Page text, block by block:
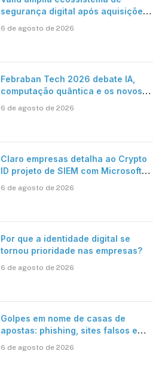
segurança digital após aquisições
da HST e Diazero
6 de agosto de 2026
Febraban Tech 2026 debate IA,
computação quântica e os novos
desafios da tecnologia bancária
6 de agosto de 2026
Claro empresas detalha ao Crypto
ID projeto de SIEM com Microsoft
automatizada
6 de agosto de 2026
Por que a identidade digital se
tornou prioridade nas empresas?
6 de agosto de 2026
Golpes em nome de casas de
apostas: phishing, sites falsos e
6 de agosto de 2026